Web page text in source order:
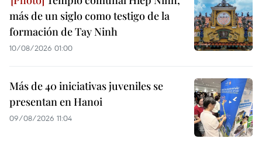
más de un siglo como testigo de la
formación de Tay Ninh
10/08/2026 01:00
Más de 40 iniciativas juveniles se
presentan en Hanoi
09/08/2026 11:04